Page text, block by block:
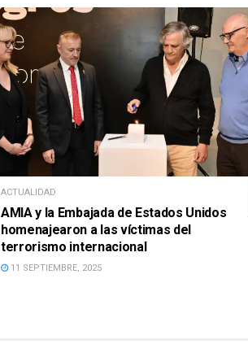
ACTUALIDAD
AMIA y la Embajada de Estados Unidos
homenajearon a las víctimas del
terrorismo internacional
11 SEPTIEMBRE, 2025